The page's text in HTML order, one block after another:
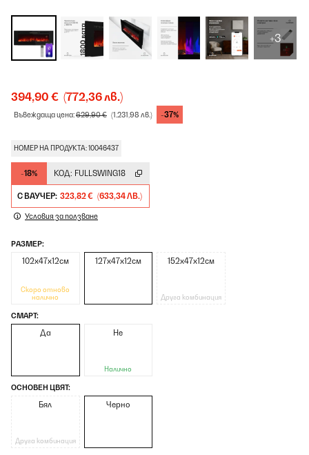
+3
394,90 € (772,36 лв.)
Въвеждаща цена:629,90 € (1.231,98 лв.) -37%
НОМЕР НА ПРОДУКТА: 10046437
-18% КОД: FULLSWING18
С ВАУЧЕР: 323,82 € (633,34 ЛВ.)
Условия за ползване
РАЗМЕР:
102х47х12см
Скоро отново
налично
127x47x12см 152x47x12см
Друга комбинация
СМАРТ:
Да Не
Налично
ОСНОВЕН ЦВЯТ:
Бял
Друга комбинация
Черно